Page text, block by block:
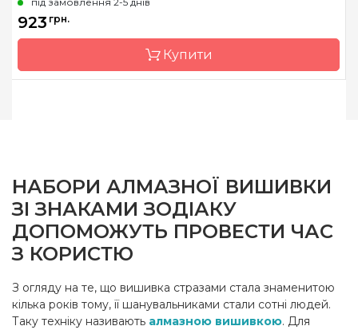
923 грн.
Купити
Розмір
14.6x14.6 см
НАБОРИ АЛМАЗНОЇ ВИШИВКИ
ЗІ ЗНАКАМИ ЗОДІАКУ
ДОПОМОЖУТЬ ПРОВЕСТИ ЧАС
З КОРИСТЮ
З огляду на те, що вишивка стразами стала знаменитою
кілька років тому, її шанувальниками стали сотні людей.
Таку техніку називають алмазною вишивкою. Для